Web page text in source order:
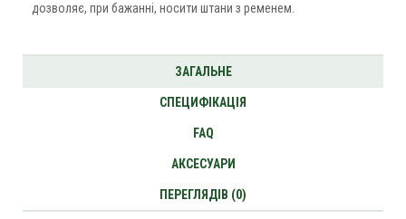
дозволяє, при бажанні, носити штани з ременем.
ЗАГАЛЬНЕ
СПЕЦИФІКАЦІЯ
FAQ
АКСЕСУАРИ
ПЕРЕГЛЯДІВ (0)